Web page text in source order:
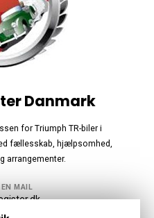
Danmark
for Triumph TR-biler i
fællesskab, hjælpsomhed,
arrangementer.
EN MAIL